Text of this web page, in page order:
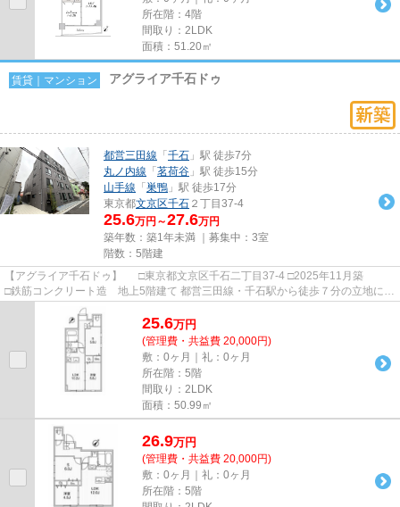
所在階：4階
間取り：2LDK
面積：51.20㎡
賃貸｜マンション アグライア千石ドゥ
都営三田線 「 千石 」駅 徒歩7分
丸ノ内線 「 茗荷谷 」駅 徒歩15分
山手線 「 巣鴨 」駅 徒歩17分
東京都文京区千石 ２丁目37-4
25.6万円～27.6万円
築年数：築1年未満 ｜募集中： 3室
階数：5階建
【アグライア千石ドゥ】 □東京都文京区千石二丁目37-4 □2025年11月築
□鉄筋コンクリート造 地上5階建て 都営三田線・千石駅から徒歩７分の立地に建
つ賃貸マンションのご紹...
25.6万円
(管理費・共益費 20,000円)
敷：0ヶ月｜礼：0ヶ月
所在階：5階
間取り：2LDK
面積：50.99㎡
26.9万円
(管理費・共益費 20,000円)
敷：0ヶ月｜礼：0ヶ月
所在階：5階